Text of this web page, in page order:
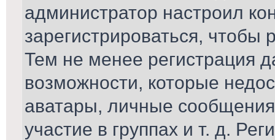
администратор настроил
зарегистрироваться,
Тем не менее регистрация
возможности, которые
аватары, личные
участие в группах и т. д.